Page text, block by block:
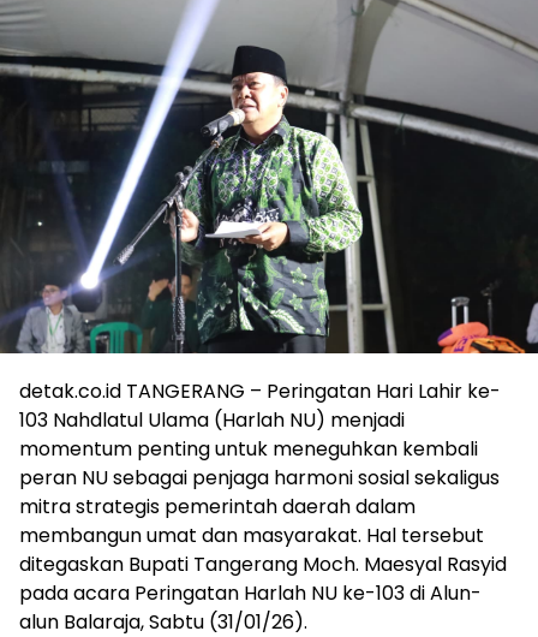
detak.co.id TANGERANG – Peringatan Hari Lahir ke-
103 Nahdlatul Ulama (Harlah NU) menjadi
momentum penting untuk meneguhkan kembali
peran NU sebagai penjaga harmoni sosial sekaligus
mitra strategis pemerintah daerah dalam
membangun umat dan masyarakat. Hal tersebut
ditegaskan Bupati Tangerang Moch. Maesyal Rasyid
pada acara Peringatan Harlah NU ke-103 di Alun-
alun Balaraja, Sabtu (31/01/26).